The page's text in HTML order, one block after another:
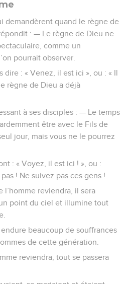
demandèrent quand le règne de
: — Le règne de Dieu ne
comme un
pourrait observer.
dire : « Venez, il est ici », ou : « Il
règne de Dieu a déjà
à ses disciples : — Le temps
être avec le Fils de
jour, mais vous ne le pourrez
: « Voyez, il est ici ! », ou :
! Ne suivez pas ces gens !
l’homme reviendra, il sera
point du ciel et illumine tout
endure beaucoup de souffrances
de cette génération.
reviendra, tout se passera